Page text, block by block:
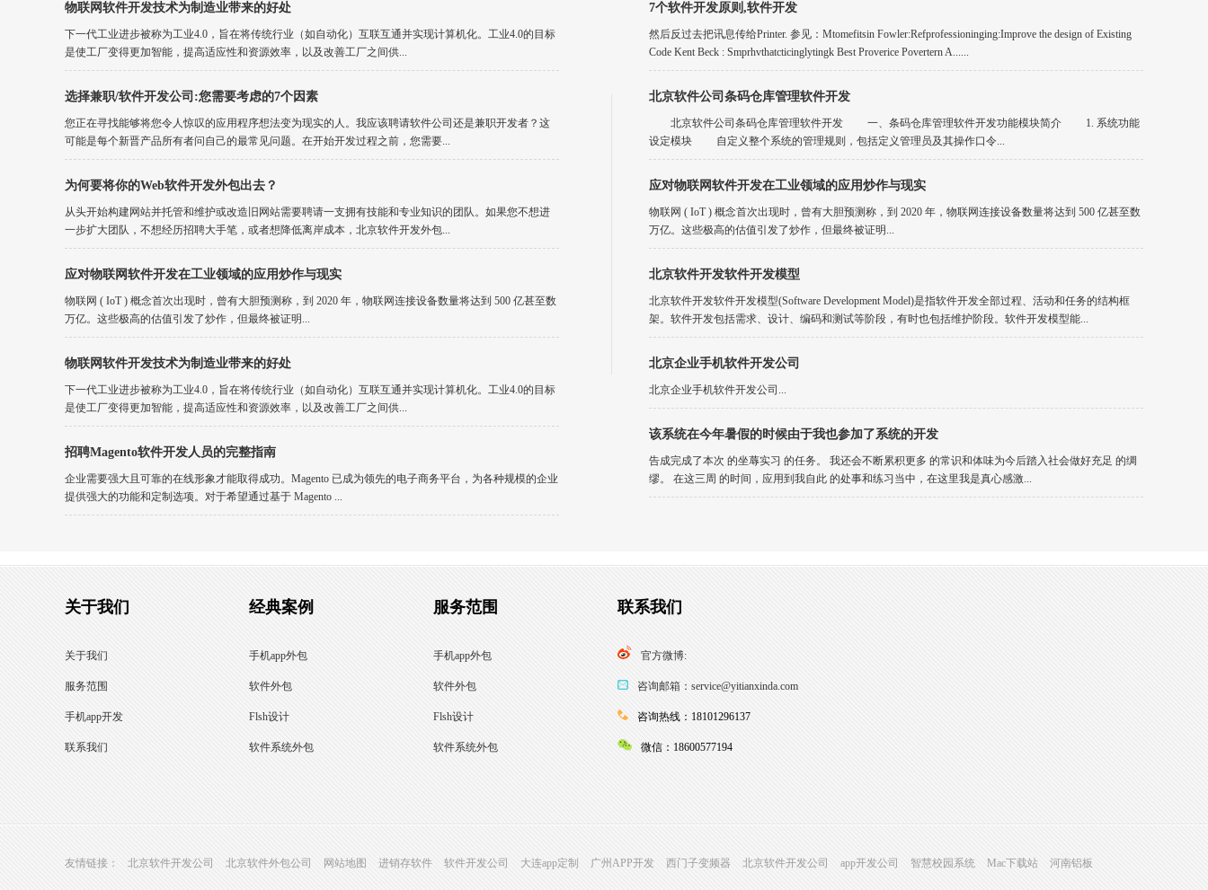
物联网软件开发技术为制造业带来的好处
下一代工业进步被称为工业4.0，旨在将传统行业（如自动化）互联互通并实现计算机化。工业4.0的目标
是使工厂变得更加智能，提高适应性和资源效率，以及改善工厂之间供...
选择兼职/软件开发公司:您需要考虑的7个因素
您正在寻找能够将您令人惊叹的应用程序想法变为现实的人。我应该聘请软件公司还是兼职开发者？这
可能是每个新晋产品所有者问自己的最常见问题。在开始开发过程之前，您需要...
为何要将你的Web软件开发外包出去？
从头开始构建网站并托管和维护或改造旧网站需要聘请一支拥有技能和专业知识的团队。如果您不想进
一步扩大团队，不想经历招聘大手笔，或者想降低离岸成本，北京软件开发外包...
应对物联网软件开发在工业领域的应用炒作与现实
物联网 ( IoT ) 概念首次出现时，曾有大胆预测称，到 2020 年，物联网连接设备数量将达到 500 亿甚至数
万亿。这些极高的估值引发了炒作，但最终被证明...
物联网软件开发技术为制造业带来的好处
下一代工业进步被称为工业4.0，旨在将传统行业（如自动化）互联互通并实现计算机化。工业4.0的目标
是使工厂变得更加智能，提高适应性和资源效率，以及改善工厂之间供...
招聘Magento软件开发人员的完整指南
企业需要强大且可靠的在线形象才能取得成功。Magento 已成为领先的电子商务平台，为各种规模的企业
提供强大的功能和定制选项。对于希望通过基于 Magento ...
7个软件开发原则,软件开发
然后反过去把讯息传给Printer. 参见：Mtomefitsin Fowler:Refprofessioninging:Improve the design of Existing
Code Kent Beck : Smprhvthatcticinglytingk Best Proverice Povertern A......
北京软件公司条码仓库管理软件开发
北京软件公司条码仓库管理软件开发 一、条码仓库管理软件开发功能模块简介 1. 系统功能
设定模块 自定义整个系统的管理规则，包括定义管理员及其操作口令...
应对物联网软件开发在工业领域的应用炒作与现实
物联网 ( IoT ) 概念首次出现时，曾有大胆预测称，到 2020 年，物联网连接设备数量将达到 500 亿甚至数
万亿。这些极高的估值引发了炒作，但最终被证明...
北京软件开发软件开发模型
北京软件开发软件开发模型(Software Development Model)是指软件开发全部过程、活动和任务的结构框
架。软件开发包括需求、设计、编码和测试等阶段，有时也包括维护阶段。软件开发模型能...
北京企业手机软件开发公司
北京企业手机软件开发公司...
该系统在今年暑假的时候由于我也参加了系统的开发
告成完成了本次 的坐蓐实习 的任务。 我还会不断累积更多 的常识和体味为今后踏入社会做好充足 的绸
缪。 在这三周 的时间，应用到我自此 的处事和练习当中，在这里我是真心感激...
关于我们
关于我们
服务范围
手机app开发
联系我们
经典案例
手机app外包
软件外包
Flsh设计
软件系统外包
服务范围
手机app外包
软件外包
Flsh设计
软件系统外包
联系我们
官方微博:
咨询邮箱：service@yitianxinda.com
咨询热线：18101296137
微信：18600577194
友情链接： 北京软件开发公司 北京软件外包公司 网站地图 进销存软件 软件开发公司 大连app定制 广州APP开发 西门子变频器 北京软件开发公司 app开发公司 智慧校园系统 Mac下载站 河南铝板